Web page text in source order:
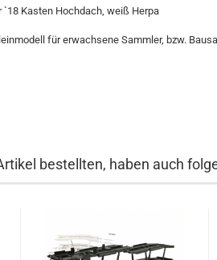
Kasten Hochdach, weiß Herpa
für erwachsene Sammler, bzw.
bestellten, haben auch